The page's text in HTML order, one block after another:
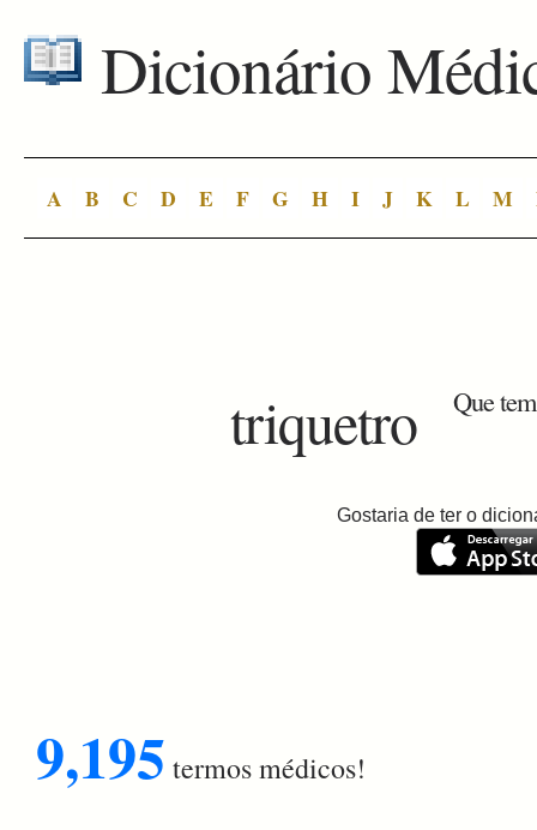
Dicionário
A B C D E F G H I J K L M
triquetro Que
Gostaria de ter o
9,195 termos médicos!